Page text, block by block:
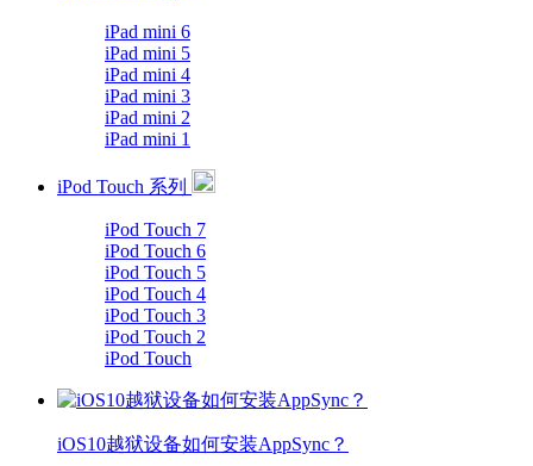
iPad mini 6
iPad mini 5
iPad mini 4
iPad mini 3
iPad mini 2
iPad mini 1
iPod Touch 系列
iPod Touch 7
iPod Touch 6
iPod Touch 5
iPod Touch 4
iPod Touch 3
iPod Touch 2
iPod Touch
iOS10越狱设备如何安装AppSync？